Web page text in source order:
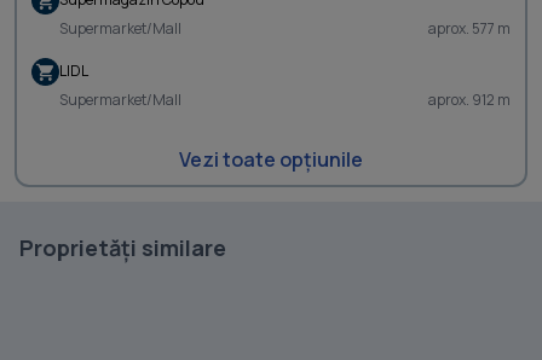
Supermarket/Mall
aprox. 577 m
LIDL
Supermarket/Mall
aprox. 912 m
Vezi toate opțiunile
Proprietăți similare